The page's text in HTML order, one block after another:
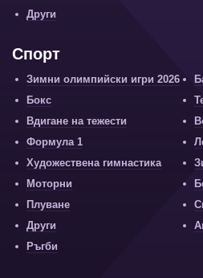
Други
Спорт
Зимни олимпийски игри 2026
Бокс
Вдигане на тежести
Формула 1
Художествена гимнастика
Моторни
Плуване
Други
Ръгби